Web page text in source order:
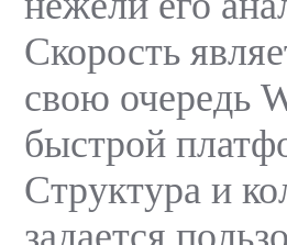
Скорость
свою очередь
быстрой
Структура и
задается